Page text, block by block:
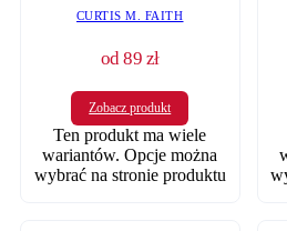
CURTIS M. FAITH
od89 zł
Zobacz produkt
Ten produkt ma wiele
wariantów. Opcje można
wybrać na stronie produktu